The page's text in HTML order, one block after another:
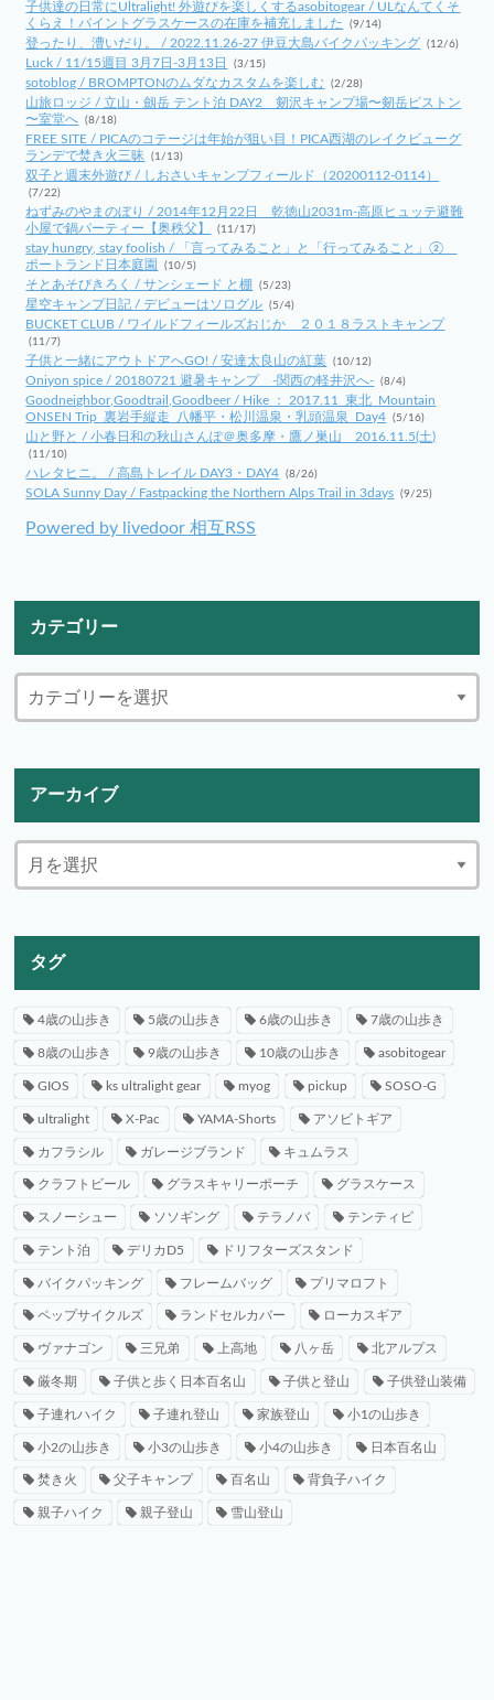
子供達の日常にUltralight! 外遊びを楽しくするasobitogear / ULなんてくそ
くらえ！パイントグラスケースの在庫を補充しました
(9/14)
登ったり、漕いだり。 / 2022.11.26-27 伊豆大島バイクパッキング (12/6)
Luck / 11/15週目 3月7日-3月13日 (3/15)
sotoblog / BROMPTONのムダなカスタムを楽しむ (2/28)
山旅ロッジ / 立山・劔岳 テント泊 DAY2 剱沢キャンプ場〜剱岳ピストン
〜室堂へ (8/18)
FREE SITE / PICAのコテージは年始が狙い目！PICA西湖のレイクビューグ
ランデで焚き火三昧
(1/13)
双子と週末外遊び / しおさいキャンプフィールド（20200112-0114）
(7/22)
ねずみのやまのぼり / 2014年12月22日 乾徳山2031m-高原ヒュッテ避難
小屋で鍋パーティー【奥秩父】
(11/17)
stay hungry, stay foolish / 「言ってみること」と「行ってみること」②
ポートランド日本庭園
(10/5)
そとあそびきろく / サンシェード と棚 (5/23)
星空キャンプ日記 / デビューはソログル (5/4)
BUCKET CLUB / ワイルドフィールズおじか ２０１８ラストキャンプ
(11/7)
子供と一緒にアウトドアへGO! / 安達太良山の紅葉 (10/12)
Oniyon spice / 20180721 避暑キャンプ -関西の軽井沢へ- (8/4)
Goodneighbor,Goodtrail,Goodbeer / Hike ： 2017.11_東北_Mountain
ONSEN Trip_裏岩手縦走_八幡平・松川温泉・乳頭温泉_Day4 (5/16)
山と野と / 小春日和の秋山さんぽ＠奥多摩・鷹ノ巣山 2016.11.5(土)
(11/10)
ハレタヒニ。 / 高島トレイル DAY3・DAY4 (8/26)
SOLA Sunny Day / Fastpacking the Northern Alps Trail in 3days (9/25)
Powered by livedoor 相互RSS
カテゴリー
アーカイブ
タグ
4歳の山歩き 5歳の山歩き 6歳の山歩き 7歳の山歩き
8歳の山歩き 9歳の山歩き 10歳の山歩き asobitogear
GIOS ks ultralight gear myog pickup SOSO-G
ultralight X-Pac YAMA-Shorts アソビトギア
カフラシル ガレージブランド キュムラス
クラフトビール グラスキャリーポーチ グラスケース
スノーシュー ソソギング テラノバ テンティピ
テント泊 デリカD5 ドリフターズスタンド
バイクパッキング フレームバッグ プリマロフト
ペップサイクルズ ランドセルカバー ローカスギア
ヴァナゴン 三兄弟 上高地 八ヶ岳 北アルプス
厳冬期 子供と歩く日本百名山 子供と登山 子供登山装備
子連れハイク 子連れ登山 家族登山 小1の山歩き
小2の山歩き 小3の山歩き 小4の山歩き 日本百名山
焚き火 父子キャンプ 百名山 背負子ハイク
親子ハイク 親子登山 雪山登山